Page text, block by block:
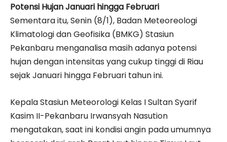
Potensi Hujan Januari hingga Februari
Sementara itu, Senin (8/1), Badan Meteoreologi
Klimatologi dan Geofisika (BMKG) Stasiun
Pekanbaru menganalisa masih adanya potensi
hujan dengan intensitas yang cukup tinggi di Riau
sejak Januari hingga Februari tahun ini.
Kepala Stasiun Meteorologi Kelas I Sultan Syarif
Kasim II-Pekanbaru Irwansyah Nasution
mengatakan, saat ini kondisi angin pada umumnya